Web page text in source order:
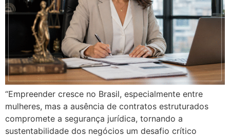
“Empreender cresce no Brasil, especialmente entre
mulheres, mas a ausência de contratos estruturados
compromete a segurança jurídica, tornando a
sustentabilidade dos negócios um desafio crítico